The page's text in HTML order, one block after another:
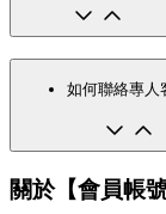
如何聯絡專人
關於【會員帳號